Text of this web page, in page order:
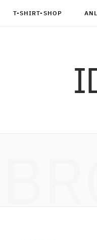
T-SHIRT-SHOP